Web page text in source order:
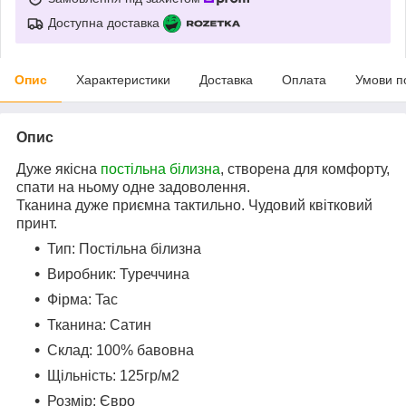
Доступна доставка
Опис Характеристики Доставка Оплата Умови
Опис
Дуже якісна постільна білизна, створена для комфорту,
спати на ньому одне задоволення.
Тканина дуже приємна тактильно. Чудовий квітковий
принт.
Тип: Постільна білизна
Виробник: Туреччина
Фірма: Tac
Тканина: Сатин
Склад: 100% бавовна
Щільність: 125гр/м2
Розмір: Євро